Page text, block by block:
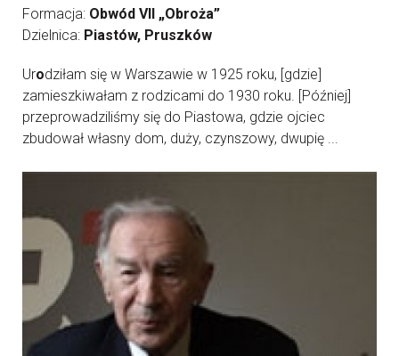
Formacja: Obwód VII „Obroża”
Dzielnica: Piastów, Pruszków
Urodziłam się w Warszawie w 1925 roku, [gdzie]
zamieszkiwałam z rodzicami do 1930 roku. [Później]
przeprowadziliśmy się do Piastowa, gdzie ojciec
zbudował własny dom, duży, czynszowy, dwupię ...